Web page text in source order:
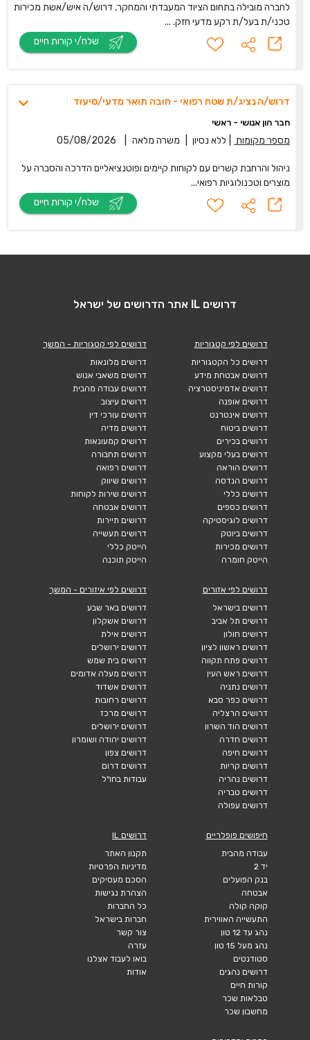
לחברה מובילה בתחום הציוד המעבדתי והמחקר, דרוש/ה איש/אשת מכירות
טכני/ת בעל/ת רקע מדעי חזק. ...
דרוש/ה נציג/ת שטח רפואי - חובה תואר מדעי/סיעוד
חבר הון אנושי - ראשי
מספר מקומות ללא נסיון משרה מלאה 05/08/2026
ניהול והרחבת קשרים עם לקוחות קיימים ופוטנציאליים הדרכה והסברה על
מוצרים וטכנולוגיות רפואי...
דרושים IL אתר הדרושים של ישראל
דרושים לפי קטגוריות
דרושים כל הקטגוריות
דרושים אבטחת מידע
דרושים אדמיניסטרציה
דרושים אופנה
דרושים אינטרנט
דרושים ביטוח
דרושים בכירים
דרושים בעלי מקצוע
דרושים הוראה
דרושים הנדסה
דרושים כללי
דרושים כספים
דרושים לוגיסטיקה
דרושים ביוטק
דרושים מכירות
הייטק חומרה
דרושים לפי קטגוריות - המשך
דרושים מלונאות
דרושים משאבי אנוש
דרושים עבודה מהבית
דרושים עיצוב
דרושים עורכי דין
דרושים מדיה
דרושים קמעונאות
דרושים תחבורה
דרושים רפואה
דרושים שיווק
דרושים שירות לקוחות
דרושים אבטחה
דרושים תיירות
דרושים תעשייה
הייטק כללי
הייטק תוכנה
דרושים לפי אזורים
דרושים בישראל
דרושים תל אביב
דרושים חולון
דרושים ראשון לציון
דרושים פתח תקווה
דרושים ראש העין
דרושים נתניה
דרושים כפר סבא
דרושים הרצליה
דרושים הוד השרון
דרושים חדרה
דרושים חיפה
דרושים קריות
דרושים נהריה
דרושים טבריה
דרושים עפולה
דרושים לפי איזורים - המשך
דרושים באר שבע
דרושים אשקלון
דרושים אילת
דרושים ירושלים
דרושים בית שמש
דרושים מעלה אדומים
דרושים אשדוד
דרושים רחובות
דרושים מרכז
דרושים ירושלים
דרושים יהודה ושומרון
דרושים צפון
דרושים דרום
עבודות בחו"ל
חיפושים פופלריים
עבודה מהבית
יד 2
בנק הפועלים
אבטחה
קוקה קולה
התעשייה האווירית
נהג עד 12 טון
נהג מעל 15 טון
סטודנטים
דרושים נהגים
קורות חיים
טבלאות שכר
מחשבון שכר
דרושים IL
תקנון האתר
מדיניות הפרטיות
הסכם מעסיקים
הצהרת נגישות
כל החברות
חברות בישראל
צור קשר
עזרה
בואו לעבוד אצלנו
אודות